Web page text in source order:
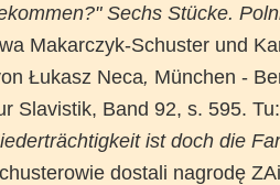
Sechs Stücke.
Makarczyk-Schuster und
Łukasz Neca, München -
Slavistik, Band 92, s. 595.
ist doch die
dostali nagrodę